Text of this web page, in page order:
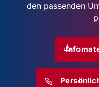
den passenden